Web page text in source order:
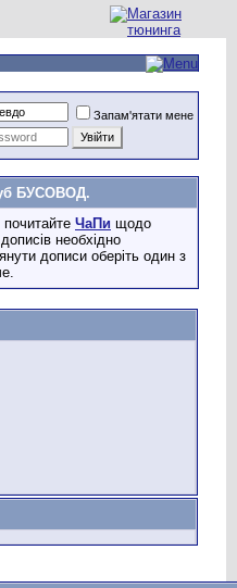
Запам'ятати мене
БУСОВОД.
ЧаПи щодо
необхідно
дописи оберіть один з